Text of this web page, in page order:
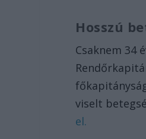
Hosszú
Csaknem 34
viselt
el.